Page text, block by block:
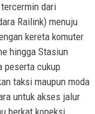
dari
Railink) menuju
kereta komuter
hingga Stasiun
peserta cukup
taksi maupun moda
untuk akses jalur